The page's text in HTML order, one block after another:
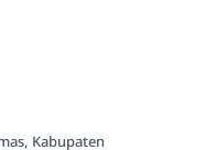
Kabupaten